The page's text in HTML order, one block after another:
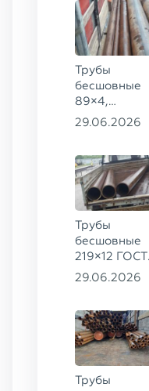
8732-78
сталь 09Г2С
Трубы
бесшовные
89×4,
203×20,
09Г2С
29.06.2026
Трубы
бесшовные
219×12 ГОСТ
8732-78, ст.
29.06.2026
Трубы